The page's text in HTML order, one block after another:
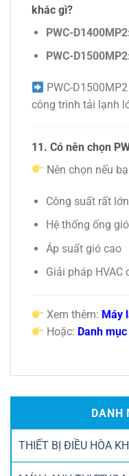
khác gì?
PWC-
PWC-
PWC-
công trình tải lạnh
11. Có nên chọn
Nên chọn nếu
Công suất rất
Hệ thống ống
Áp suất gió cao
Giải pháp
Xem thêm: Máy
Hoặc: Danh
DANH
THIẾT BỊ ĐIỀU HÒA